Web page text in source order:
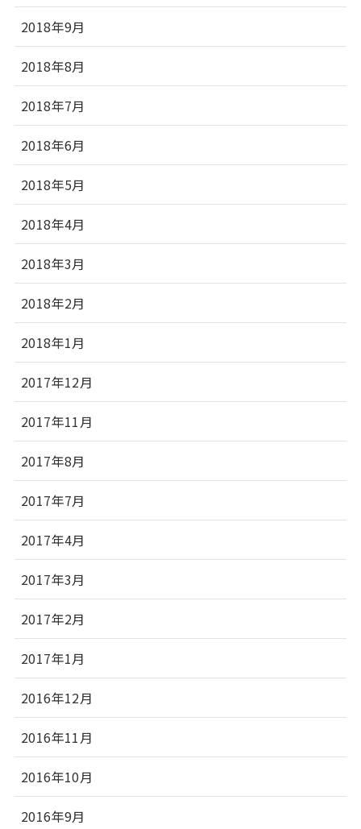
2018年9月
2018年8月
2018年7月
2018年6月
2018年5月
2018年4月
2018年3月
2018年2月
2018年1月
2017年12月
2017年11月
2017年8月
2017年7月
2017年4月
2017年3月
2017年2月
2017年1月
2016年12月
2016年11月
2016年10月
2016年9月